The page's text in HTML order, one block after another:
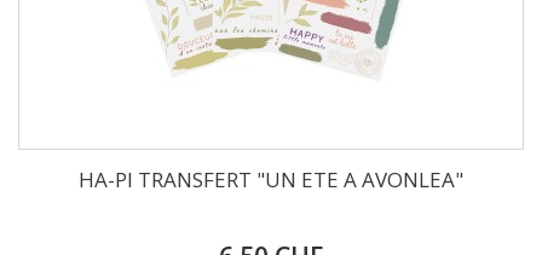
HA-PI TRANSFERT "UN ETE A AVONLEA"